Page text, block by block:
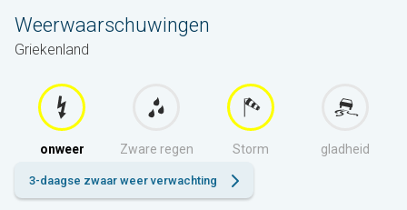
Weerwaarschuwingen
Griekenland
onweer Zware regen Storm gladheid
3-daagse zwaar weer verwachting